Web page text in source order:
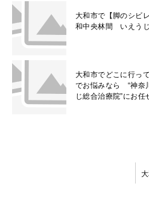
大和市で【脚のシビ
和中央林間 いえう
大和市でどこに行っ
でお悩みなら “神奈
じ総合治療院”にお任